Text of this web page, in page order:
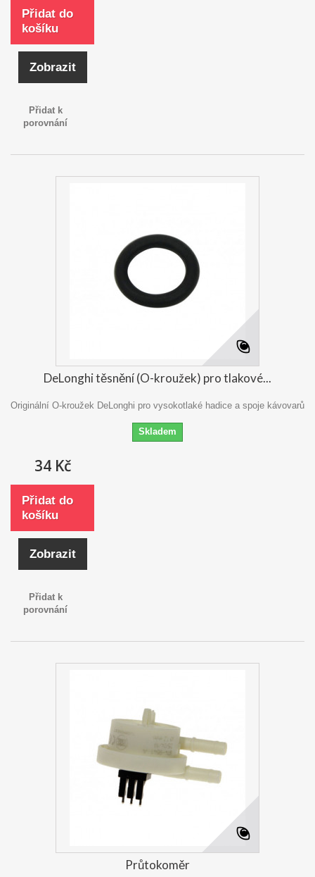
Přidat do
košíku
Zobrazit
Přidat k
porovnání
DeLonghi těsnění (O-kroužek) pro tlakové...
Originální O-kroužek DeLonghi pro vysokotlaké hadice a spoje kávovarů
Skladem
34 Kč
Přidat do
košíku
Zobrazit
Přidat k
porovnání
Průtokoměr